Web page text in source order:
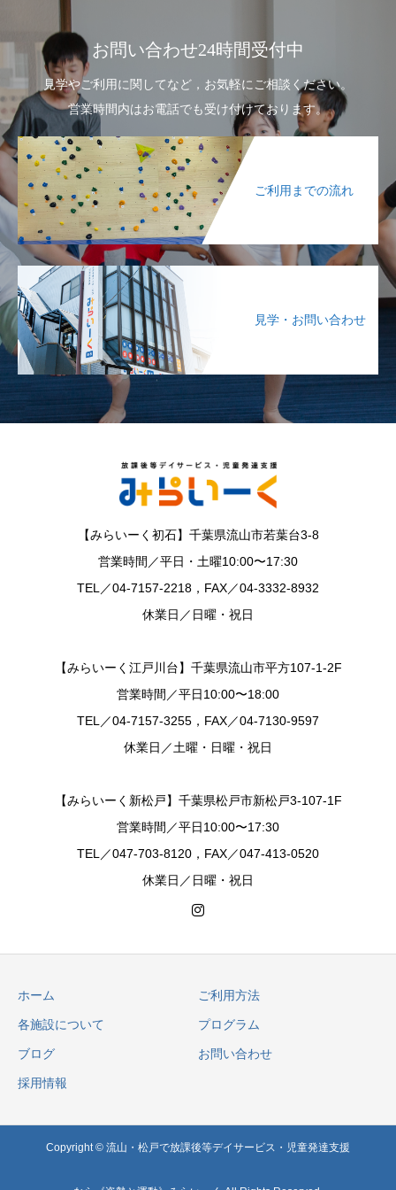
お問い合わせ24時間受付中
見学やご利用に関してなど，お気軽にご相談ください。
営業時間内はお電話でも受け付けております。
ご利用までの流れ
見学・お問い合わせ
【みらいーく初石】千葉県流山市若葉台3-8
営業時間／平日・土曜10:00〜17:30
TEL／04-7157-2218，FAX／04-3332-8932
休業日／日曜・祝日
【みらいーく江戸川台】千葉県流山市平方107-1-2F
営業時間／平日10:00〜18:00
TEL／04-7157-3255，FAX／04-7130-9597
休業日／土曜・日曜・祝日
【みらいーく新松戸】千葉県松戸市新松戸3-107-1F
営業時間／平日10:00〜17:30
TEL／047-703-8120，FAX／047-413-0520
休業日／日曜・祝日
ホーム ご利用方法
各施設について プログラム
ブログ お問い合わせ
採用情報
Copyright © 流山・松戸で放課後等デイサービス・児童発達支援